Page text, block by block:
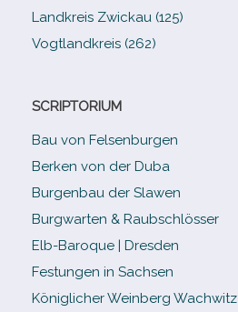
Landkreis Zwickau (125)
Vogtlandkreis (262)
SCRIPTORIUM
Bau von Felsenburgen
Berken von der Duba
Burgenbau der Slawen
Burgwarten & Raubschlösser
Elb-​Baroque | Dresden
Festungen in Sachsen
Königlicher Weinberg Wachwitz